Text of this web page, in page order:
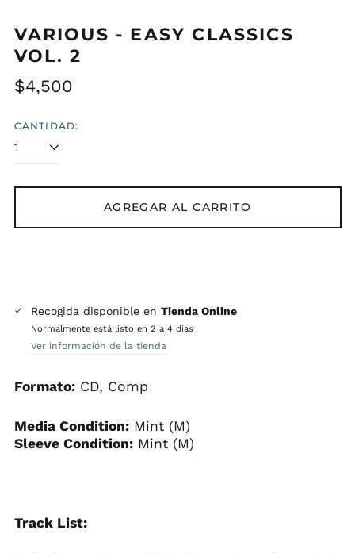
VARIOUS - EASY CLASSICS
VOL. 2
Precio
$4,500
CANTIDAD:
AGREGAR AL CARRITO
Recogida disponible en Tienda Online
Normalmente está listo en 2 a 4 días
Ver información de la tienda
Formato:CD, Comp
Media Condition:Mint (M)
Sleeve Condition:Mint (M)
Track List: